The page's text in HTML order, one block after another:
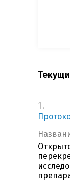
1.